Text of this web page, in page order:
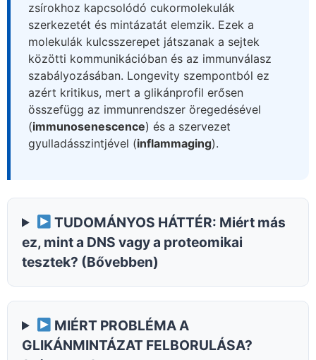
zsírokhoz kapcsolódó cukormolekulák
szerkezetét és mintázatát elemzik. Ezek a
molekulák kulcsszerepet játszanak a sejtek
közötti kommunikációban és az immunválasz
szabályozásában. Longevity szempontból ez
azért kritikus, mert a glikánprofil erősen
összefügg az immunrendszer öregedésével
(immunosenescence) és a szervezet
gyulladásszintjével (inflammaging).
TUDOMÁNYOS HÁTTÉR: Miért más
ez, mint a DNS vagy a proteomikai
tesztek? (Bővebben)
MIÉRT PROBLÉMA A
GLIKÁNMINTÁZAT FELBORULÁSA?